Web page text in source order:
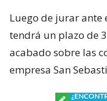
Luego de jurar ante
tendrá un plazo de
acabado sobre las
empresa San